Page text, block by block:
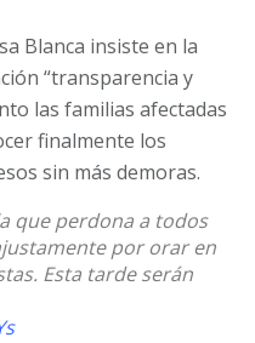
Blanca insiste en la
“transparencia y
las familias afectadas
finalmente los
sin más demoras.
que perdona a todos
por orar en
Esta tarde serán